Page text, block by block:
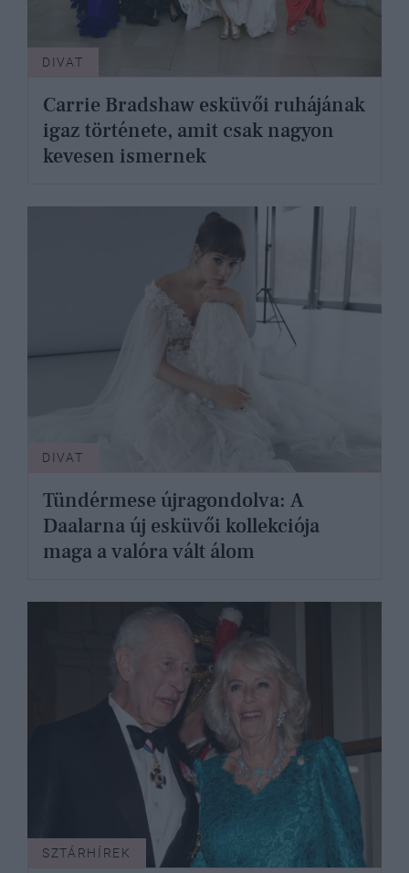
DIVAT
Carrie Bradshaw esküvői ruhájának
igaz története, amit csak nagyon
kevesen ismernek
DIVAT
Tündérmese újragondolva: A
Daalarna új esküvői kollekciója
maga a valóra vált álom
SZTÁRHÍREK